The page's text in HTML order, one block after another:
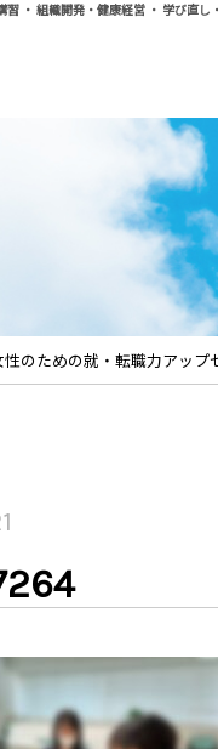
・ 組織開発・健康経営 ・ 学び直
性のための就・転職力アップ